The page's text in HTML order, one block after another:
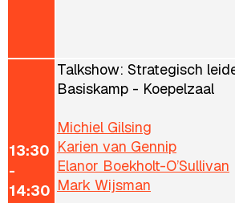
13:30
-
14:30
Talkshow: Strategisch
Basiskamp - Koepelzaal
Michiel Gilsing
Karien van Gennip
Elanor Boekholt-O’Sullivan
Mark Wijsman